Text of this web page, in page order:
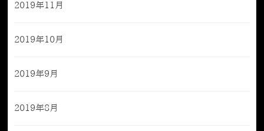
2019年11月
2019年10月
2019年9月
2019年8月